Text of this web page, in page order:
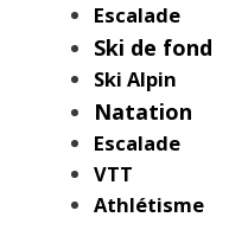
Escalade
Ski de fond
Ski Alpin
Natation
Escalade
VTT
Athlétisme